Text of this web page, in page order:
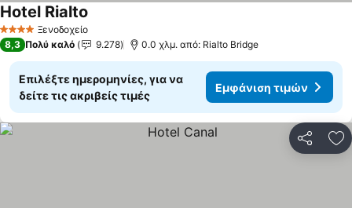
4 ΑστέριαΞενοδοχείο
Hotel Rialto
8,3 Πολύ καλό 9.278 0.0 χλμ. από: Rialto Bridge
Επιλέξτε ημερομηνίες, για να
δείτε τις ακριβείς τιμές
Εμφάνιση τιμών